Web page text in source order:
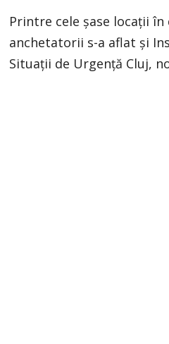
Printre cele şase locaţii în
anchetatorii s-a aflat şi
Situaţii de Urgenţă Cluj,